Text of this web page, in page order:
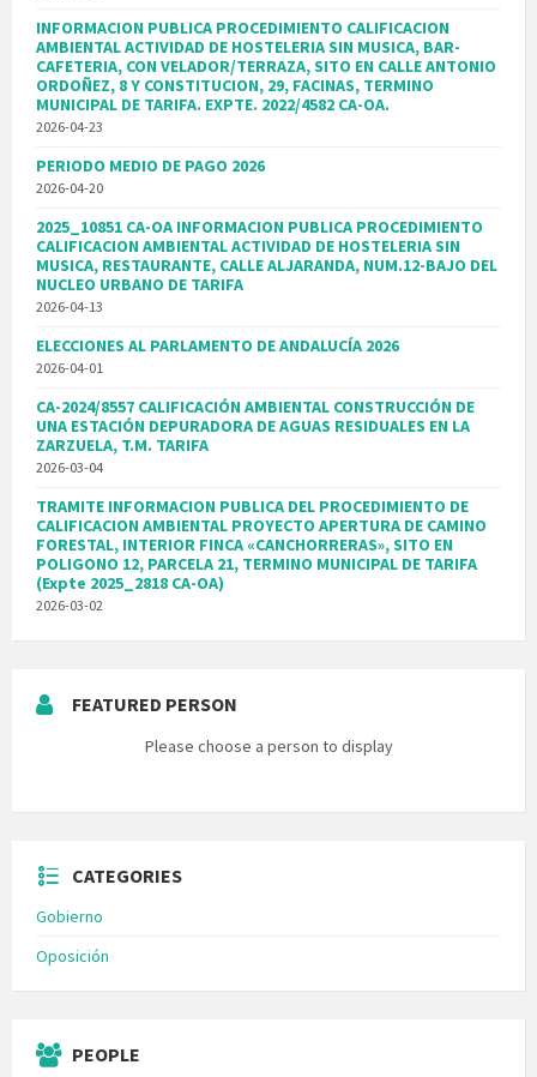
INFORMACION PUBLICA PROCEDIMIENTO CALIFICACION
AMBIENTAL ACTIVIDAD DE HOSTELERIA SIN MUSICA, BAR-
CAFETERIA, CON VELADOR/TERRAZA, SITO EN CALLE ANTONIO
ORDOÑEZ, 8 Y CONSTITUCION, 29, FACINAS, TERMINO
MUNICIPAL DE TARIFA. EXPTE. 2022/4582 CA-OA.
2026-04-23
PERIODO MEDIO DE PAGO 2026
2026-04-20
2025_10851 CA-OA INFORMACION PUBLICA PROCEDIMIENTO
CALIFICACION AMBIENTAL ACTIVIDAD DE HOSTELERIA SIN
MUSICA, RESTAURANTE, CALLE ALJARANDA, NUM.12-BAJO DEL
NUCLEO URBANO DE TARIFA
2026-04-13
ELECCIONES AL PARLAMENTO DE ANDALUCÍA 2026
2026-04-01
CA-2024/8557 CALIFICACIÓN AMBIENTAL CONSTRUCCIÓN DE
UNA ESTACIÓN DEPURADORA DE AGUAS RESIDUALES EN LA
ZARZUELA, T.M. TARIFA
2026-03-04
TRAMITE INFORMACION PUBLICA DEL PROCEDIMIENTO DE
CALIFICACION AMBIENTAL PROYECTO APERTURA DE CAMINO
FORESTAL, INTERIOR FINCA «CANCHORRERAS», SITO EN
POLIGONO 12, PARCELA 21, TERMINO MUNICIPAL DE TARIFA
(Expte 2025_2818 CA-OA)
2026-03-02
FEATURED PERSON
Please choose a person to display
CATEGORIES
Gobierno
Oposición
PEOPLE